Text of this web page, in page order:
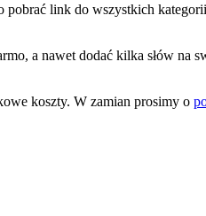
pobrać link do wszystkich
a nawet dodać kilka słów na
koszty. W zamian prosimy o